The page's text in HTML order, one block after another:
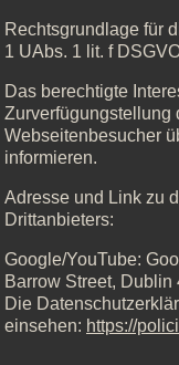
Rechtsgrundlage für
1 UAbs. 1 lit. f
Das berechtigte
Zurverfügungstellung
Webseitenbesucher
informieren.
Adresse und Link zu
Drittanbieters:
Google/YouTube:
Barrow Street, Dublin
Die
einsehen: https://